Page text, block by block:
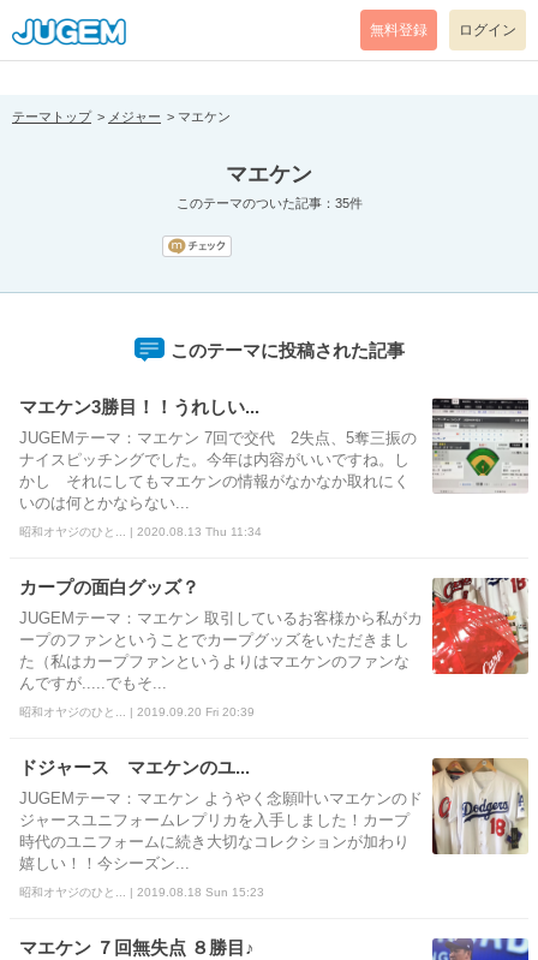
[pear_error: message="Success" code=0 mode=return level=notice
prefix="" info=""]
無料登録 ログイン
テーマトップ メジャー マエケン
マエケン
このテーマのついた記事：35件
このテーマに投稿された記事
マエケン3勝目！！うれしい...
JUGEMテーマ：マエケン 7回で交代 2失点、5奪三振の
ナイスピッチングでした。今年は内容がいいですね。し
かし それにしてもマエケンの情報がなかなか取れにく
いのは何とかならない...
昭和オヤジのひと... | 2020.08.13 Thu 11:34
カープの面白グッズ？
JUGEMテーマ：マエケン 取引しているお客様から私がカ
ープのファンということでカープグッズをいただきまし
た（私はカープファンというよりはマエケンのファンな
んですが.....でもそ...
昭和オヤジのひと... | 2019.09.20 Fri 20:39
ドジャース マエケンのユ...
JUGEMテーマ：マエケン ようやく念願叶いマエケンのド
ジャースユニフォームレプリカを入手しました！カープ
時代のユニフォームに続き大切なコレクションが加わり
嬉しい！！今シーズン...
昭和オヤジのひと... | 2019.08.18 Sun 15:23
マエケン ７回無失点 ８勝目♪